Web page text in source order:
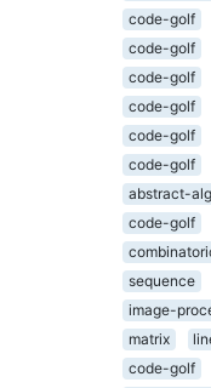
code-golf
code-golf
code-golf
code-golf
code-golf
code-golf
abstract-
code-golf
sequence
image-
matrix
code-golf